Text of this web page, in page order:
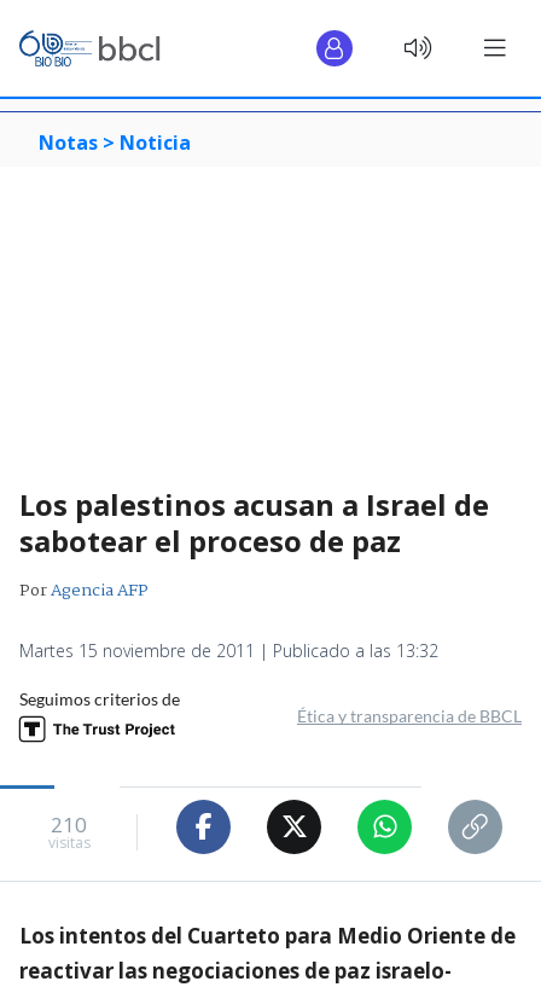
Notas > Noticia
Los palestinos acusan a Israel de
sabotear el proceso de paz
PorAgencia AFP
Martes 15 noviembre de 2011 | Publicado a las 13:32
Seguimos criterios de
Ética y transparencia de BBCL
210
visitas
Los intentos del Cuarteto para Medio Oriente de
reactivar las negociaciones de paz israelo-